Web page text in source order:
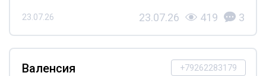
23.07.26 23.07.26 419 3
+79262283179
Валенсия